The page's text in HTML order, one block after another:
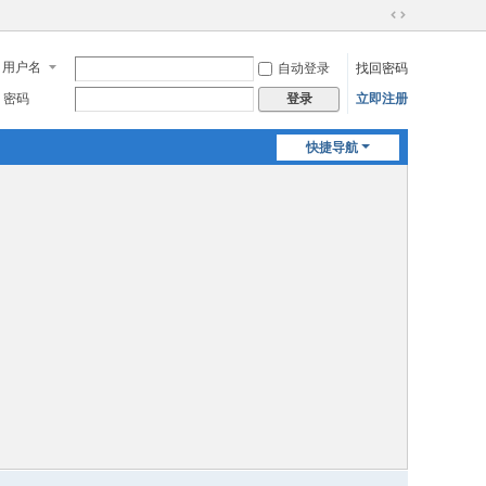
切
到
宽
用户名 自动登录
找回密码
密码
登录 立即注册
快捷导航